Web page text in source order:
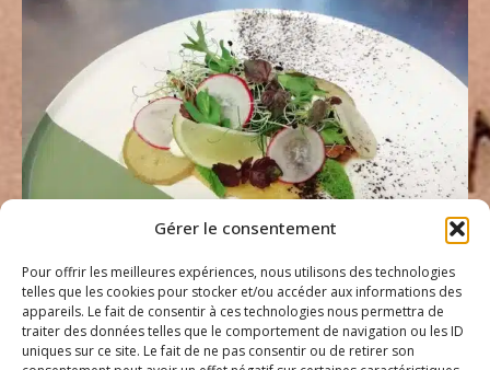
Gérer le consentement
Pour offrir les meilleures expériences, nous utilisons des technologies
telles que les cookies pour stocker et/ou accéder aux informations des
appareils. Le fait de consentir à ces technologies nous permettra de
traiter des données telles que le comportement de navigation ou les ID
uniques sur ce site. Le fait de ne pas consentir ou de retirer son
2025 / Baci